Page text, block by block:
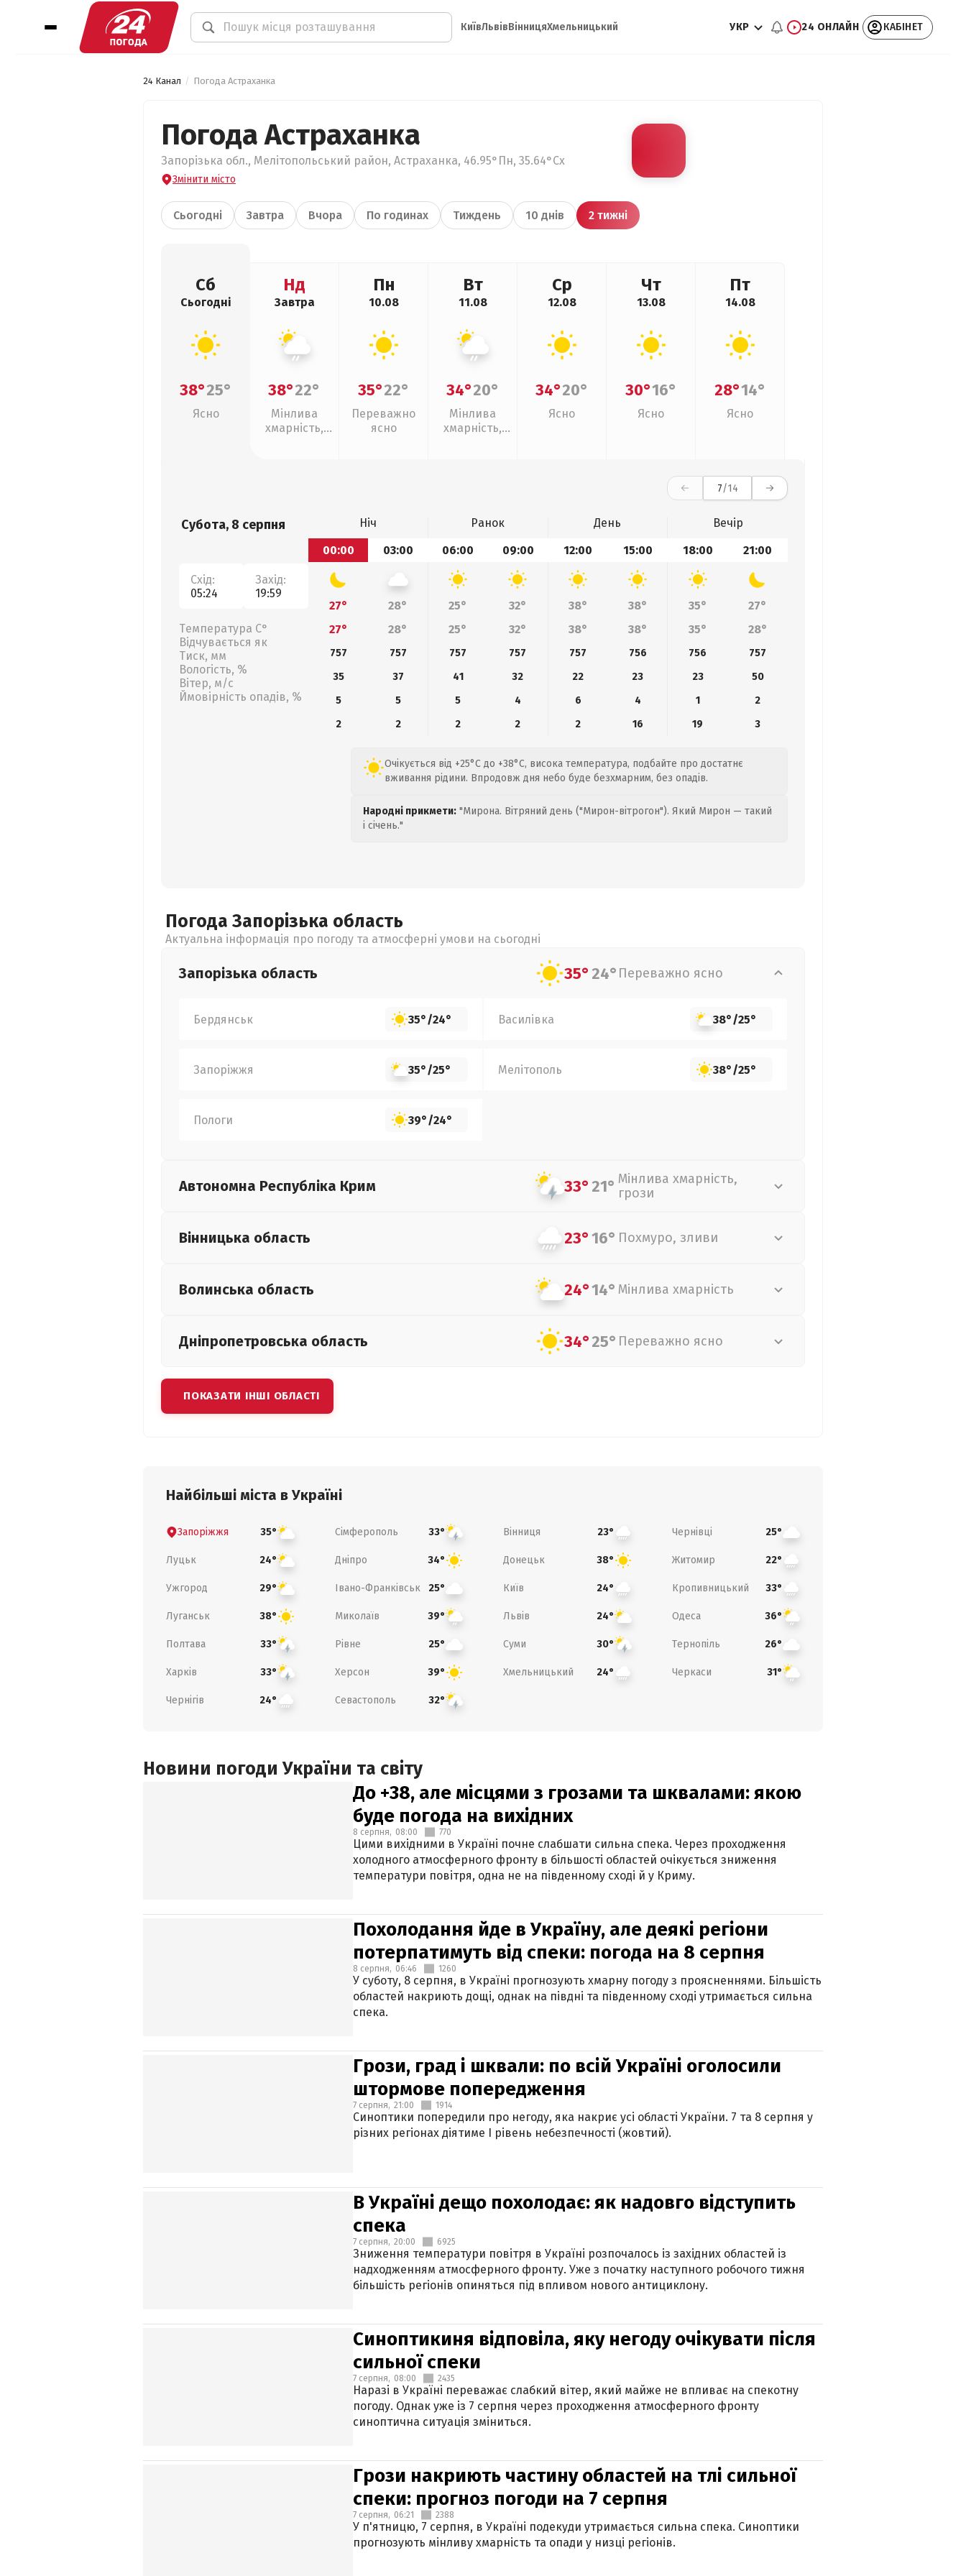
КиївЛьвівВінницяХмельницький УКР 24 ОНЛАЙН КАБІНЕТ
24 Канал Погода Астраханка
Погода Астраханка
Запорізька обл., Мелітопольський район, Астраханка, 46.95°Пн, 35.64°Сх
Змінити місто
Сьогодні Завтра Вчора По годинах Тиждень 10 днів 2 тижні
Сб
Сьогодні
38°25°
Ясно
Нд
Завтра
38°22°
Мінлива
хмарність,
Пн
10.08
35°22°
Переважно
ясно
Вт
11.08
34°20°
Мінлива
хмарність,
Ср
12.08
34°20°
Ясно
Чт
13.08
30°16°
Ясно
Пт
14.08
28°14°
Ясно
7/14
Субота, 8 серпня
Схід:
05:24
Захід:
19:59
Температура С°
Відчувається як
Тиск, мм
Вологість, %
Вітер, м/с
Ймовірність опадів, %
Ніч Ранок День
Вечір
00:00
03:00 06:00 09:00 12:00 15:00 18:00 21:00
27° 28° 25° 32° 38° 38° 35°
27°
27°
28° 25° 32° 38° 38° 35° 28°
757 757 757 757 757 756 756
757
35
37 41 32 22 23 23
50
5
5 5 4 6 4 1
2
2
2 2 2 2 16 19 3
Очікується від +25°C до +38°C, висока температура, подбайте про достатнє
вживання рідини. Впродовж дня небо буде безхмарним, без опадів.
Народні прикмети: "Мирона. Вітряний день ("Мирон-вітрогон"). Який Мирон — такий
і січень."
Погода Запорізька область
Актуальна інформація про погоду та атмосферні умови на сьогодні
Запорізька область 35°24° Переважно ясно
Бердянськ 35°/24° Василівка 38°/25°
Запоріжжя 35°/25° Мелітополь 38°/25°
Пологи 39°/24°
Автономна Республіка Крим 33°21° Мінлива хмарність,
грози
Вінницька область 23°16° Похмуро, зливи
Волинська область 24°14° Мінлива хмарність
Дніпропетровська область 34°25° Переважно ясно
ПОКАЗАТИ ІНШІ ОБЛАСТІ
Найбільші міста в Україні
Запоріжжя 35° Сімферополь 33° Вінниця 23° Чернівці 25°
Луцьк 24° Дніпро 34° Донецьк 38° Житомир 22°
Ужгород 29° Івано-Франківськ 25° Київ 24° Кропивницький 33°
Луганськ 38° Миколаїв 39° Львів 24° Одеса 36°
Полтава 33° Рівне 25° Суми 30° Тернопіль 26°
Харків 33° Херсон 39° Хмельницький 24° Черкаси 31°
Чернігів 24° Севастополь 32°
Новини погоди України та світу
До +38, але місцями з грозами та шквалами: якою
буде погода на вихідних
8 серпня, 08:00 770
Цими вихідними в Україні почне слабшати сильна спека. Через проходження
холодного атмосферного фронту в більшості областей очікується зниження
температури повітря, одна не на південному сході й у Криму.
Похолодання йде в Україну, але деякі регіони
потерпатимуть від спеки: погода на 8 серпня
8 серпня, 06:46 1260
У суботу, 8 серпня, в Україні прогнозують хмарну погоду з проясненнями. Більшість
областей накриють дощі, однак на півдні та південному сході утримається сильна
спека.
Грози, град і шквали: по всій Україні оголосили
штормове попередження
7 серпня, 21:00 1914
Синоптики попередили про негоду, яка накриє усі області України. 7 та 8 серпня у
різних регіонах діятиме І рівень небезпечності (жовтий).
В Україні дещо похолодає: як надовго відступить
спека
7 серпня, 20:00 6925
Зниження температури повітря в Україні розпочалось із західних областей із
надходженням атмосферного фронту. Уже з початку наступного робочого тижня
більшість регіонів опиняться під впливом нового антициклону.
Синоптикиня відповіла, яку негоду очікувати після
сильної спеки
7 серпня, 08:00 2435
Наразі в Україні переважає слабкий вітер, який майже не впливає на спекотну
погоду. Однак уже із 7 серпня через проходження атмосферного фронту
синоптична ситуація зміниться.
Грози накриють частину областей на тлі сильної
спеки: прогноз погоди на 7 серпня
7 серпня, 06:21 2388
У п'ятницю, 7 серпня, в Україні подекуди утримається сильна спека. Синоптики
прогнозують мінливу хмарність та опади у низці регіонів.